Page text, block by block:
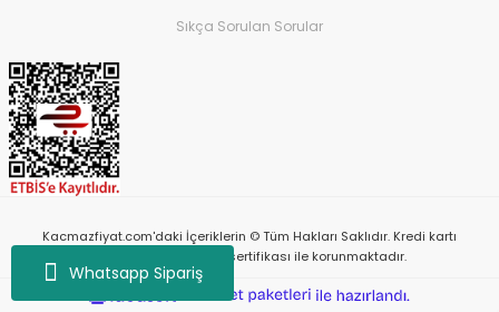
Whatsapp Sipariş
Sıkça Sorulan Sorular
Kacmazfiyat.com'daki İçeriklerin © Tüm Hakları Saklıdır. Kredi kartı
bilgileriniz 256bit SSL sertifikası ile korunmaktadır.
e-